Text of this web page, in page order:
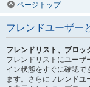
ページトップ
フレンドユーザー
フレンドリスト、ブロッ
フレンドリストにユーザ
イン状態をすぐに確認で
ます。さらにフレンド